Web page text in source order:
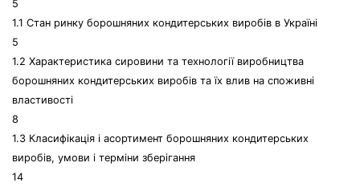
5
1.1 Стан ринку борошняних кондитерських виробів в Україні
5
1.2 Характеристика сировини та технології виробництва
борошняних кондитерських виробів та їх влив на споживні
властивості
8
1.3 Класифікація і асортимент борошняних кондитерських
виробів, умови і терміни зберігання
14